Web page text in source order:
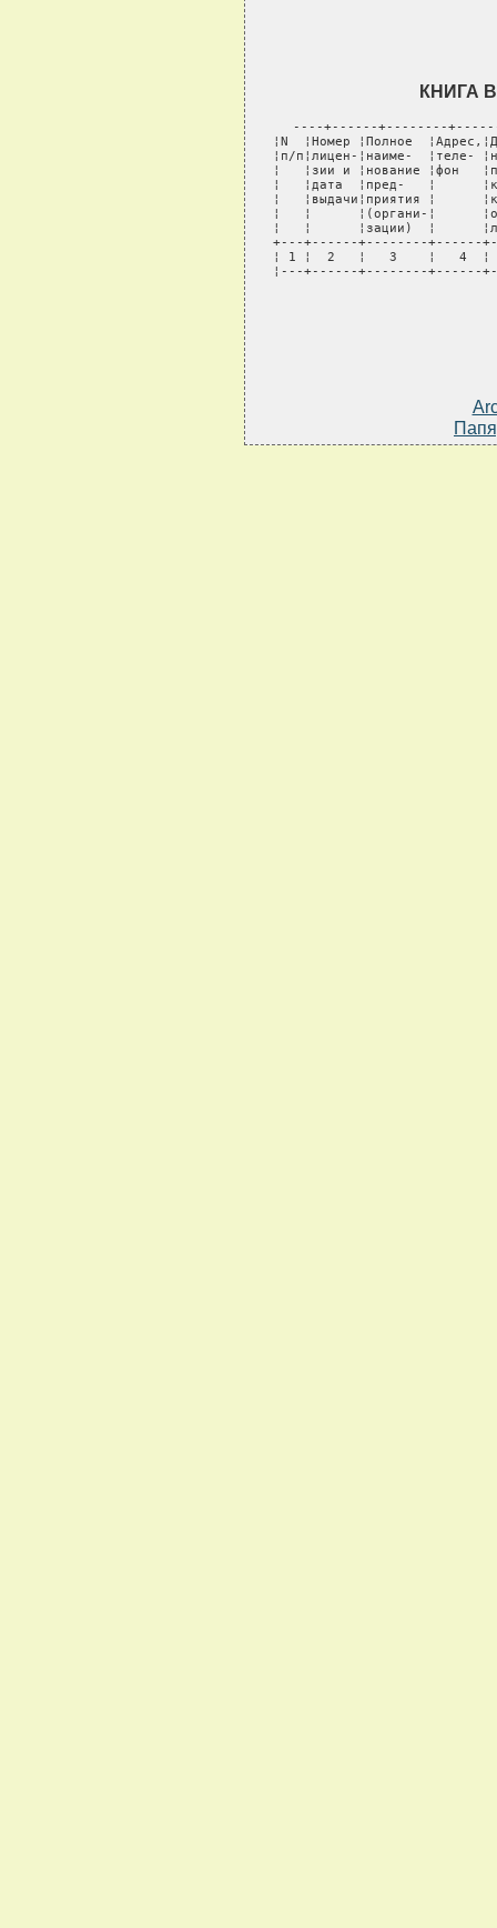
КНИГА
----+------+--------
¦N  ¦Номер ¦Полное
¦п/п¦лицен-¦наиме-  ¦теле-
¦   ¦зии и ¦нование ¦фон
¦   ¦дата  ¦пред-   ¦
¦   ¦выдачи¦приятия ¦
¦   ¦      ¦(органи-¦      ¦о
¦   ¦      ¦зации)  ¦
+---+------+--------+------
¦ 1 ¦  2   ¦   3    ¦   4
¦---+------+--------+------